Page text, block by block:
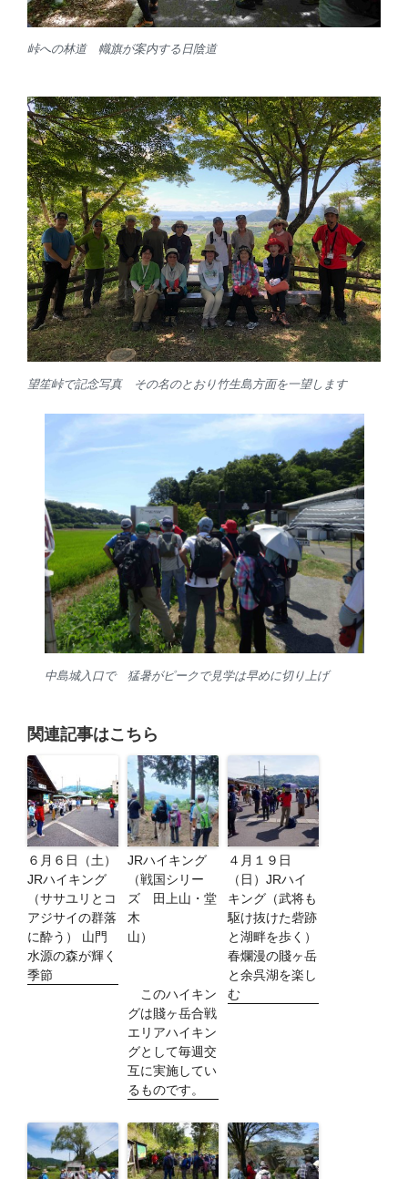
峠への林道 幟旗が案内する日陰道
望笙峠で記念写真 その名のとおり竹生島方面を一望します
中島城入口で 猛暑がピークで見学は早めに切り上げ
関連記事はこちら
６月６日（土）
JRハイキング
（ササユリとコ
アジサイの群落
に酔う） 山門
水源の森が輝く
季節
JRハイキング
（戦国シリー
ズ 田上山・堂
木
山）
このハイキン
グは賤ヶ岳合戦
エリアハイキン
グとして毎週交
互に実施してい
るものです。
４月１９日
（日）JRハイ
キング（武将も
駆け抜けた砦跡
と湖畔を歩く）
春爛漫の賤ヶ岳
と余呉湖を楽し
む